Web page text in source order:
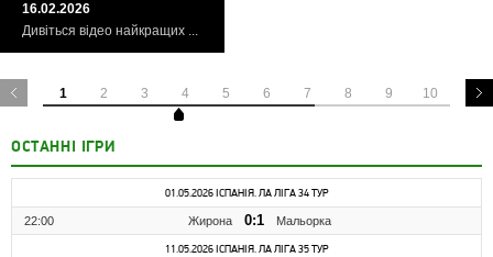
16.02.2026
Дивіться відео найкращих ...
1 2 3 4 5 6 7 8 9 10
ОСТАННІ ІГРИ
01.05.2026 ІСПАНІЯ. ЛА ЛІГА 34 ТУР
22:00 Жирона 0:1 Мальорка
11.05.2026 ІСПАНІЯ. ЛА ЛІГА 35 ТУР